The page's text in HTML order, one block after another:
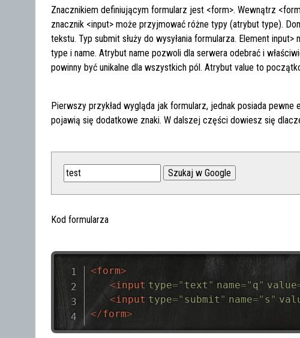
Znacznikiem definiującym formularz jest <form>. Wewnątrz
znacznik <input> może przyjmować różne typy (atrybut type).
tekstu. Typ submit służy do wysyłania formularza. Element
type i name. Atrybut name pozwoli dla serwera odebrać i
powinny być unikalne dla wszystkich pól. Atrybut value to
Pierwszy przykład wygląda jak formularz, jednak posiada pewne
pojawią się dodatkowe znaki. W dalszej części dowiesz się
Kod formularza
<form>
<input type=" text " name=" q" value
<input type=" submit " name=" s "
</form>